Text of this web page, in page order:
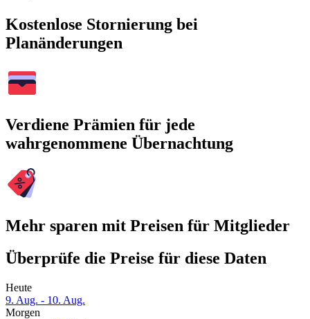
Kostenlose Stornierung bei
Planänderungen
Verdiene Prämien für jede
wahrgenommene Übernachtung
Mehr sparen mit Preisen für Mitglieder
Überprüfe die Preise für diese Daten
Heute
9. Aug. - 10. Aug.
Morgen